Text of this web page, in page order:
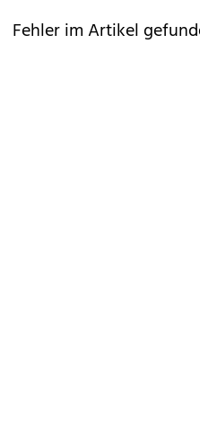
Fehler im Artikel